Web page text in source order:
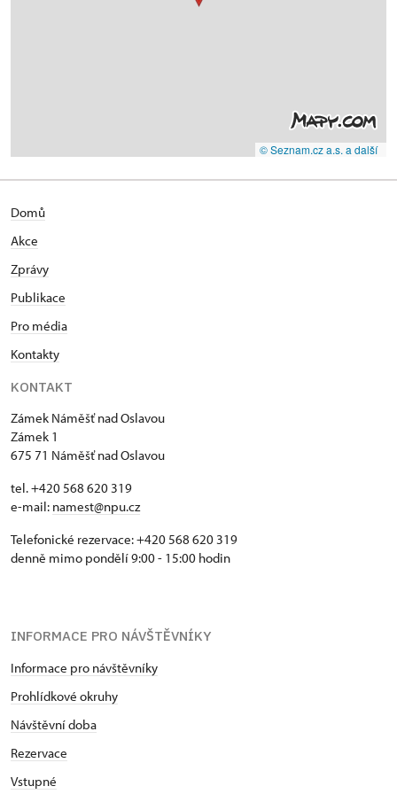
© Seznam.cz a.s. a další
Domů
Akce
Zprávy
Publikace
Pro média
Kontakty
KONTAKT
Zámek Náměšť nad Oslavou
Zámek 1
675 71 Náměšť nad Oslavou
tel. +420 568 620 319
e-mail: namest@npu.cz
Telefonické rezervace: +420 568 620 319
denně mimo pondělí 9:00 - 15:00 hodin
INFORMACE PRO NÁVŠTĚVNÍKY
Informace pro návštěvníky
Prohlídkové okruhy
Návštěvní doba
Rezervace
Vstupné